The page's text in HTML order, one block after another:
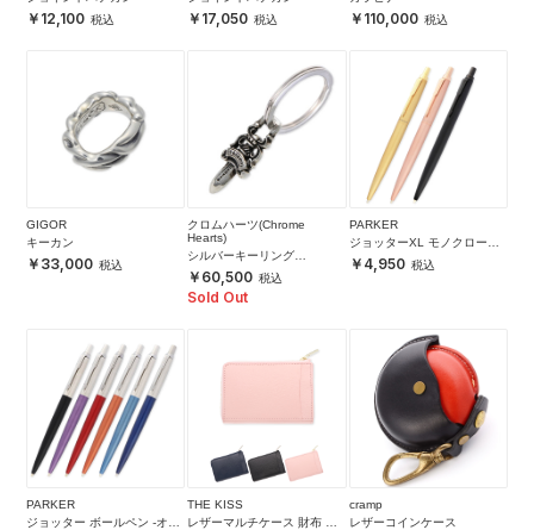
12,100 17,050 110,000
GIGOR
キーカン
33,000
クロムハーツ(Chrome
Hearts)
シルバーキーリング
KEYRING SPLIT RING W #5
DGR
60,500
Sold Out
PARKER
ジョッターXL モノクローム
ボールペン -ゴールド-
4,950
PARKER
ジョッター ボールペン -オレ
THE KISS
レザーマルチケース 財布 カ
cramp
レザーコインケース